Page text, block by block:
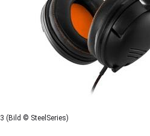
(Bild © SteelSeries)